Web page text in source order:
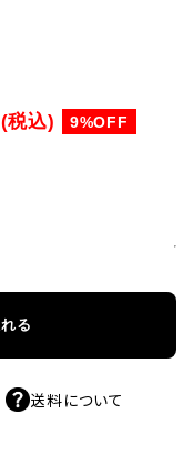
(税込) 9%OFF
る
送料について